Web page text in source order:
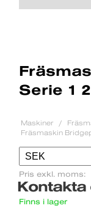
Serie 1
Maskiner
Fräsmaskin
Pris exkl. moms:
Kontakta
Finns i lager